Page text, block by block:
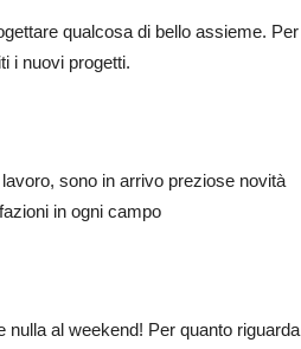
qualcosa di bello assieme. Per
i nuovi progetti.
sono in arrivo preziose novità
in ogni campo
nulla al weekend! Per quanto riguarda